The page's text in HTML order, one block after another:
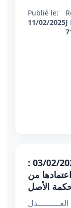
Publié le:
11/02/2025J
قرار تعقيبي عدد 75828 بتاريخ 03/02/2025 :
من
الأصل